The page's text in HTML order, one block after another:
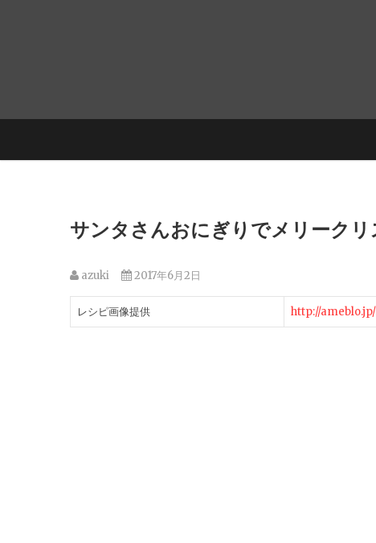
サンタさんおにぎりでメリークリ
azuki 2017年6月2日
レシピ画像提供 http://